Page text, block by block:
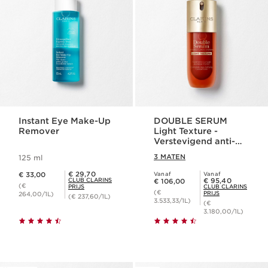
Instant Eye Make-Up
Remover
125 ml
€ 33,00
(€
264,00/1L)
Club Clarins Prijs € 29,70
€ 29,70
CLUB CLARINS
PRIJS
(€ 237,60/1L)
DOUBLE SERUM
Light Texture -
Verstevigend anti-
3 MATEN
Vanaf
Dit is nu de prijs € 106,00
€ 106,00
(€
3.533,33/1L)
Vanaf
Club Clarins Prijs € 95,40
€ 95,40
CLUB CLARINS
PRIJS
(€
3.180,00/1L)